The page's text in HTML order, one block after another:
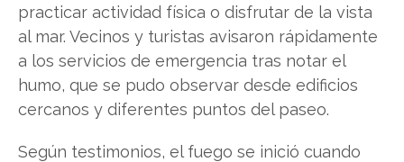
practicar actividad física o disfrutar de la vista
al mar. Vecinos y turistas avisaron rápidamente
a los servicios de emergencia tras notar el
humo, que se pudo observar desde edificios
cercanos y diferentes puntos del paseo.
Según testimonios, el fuego se inició cuando